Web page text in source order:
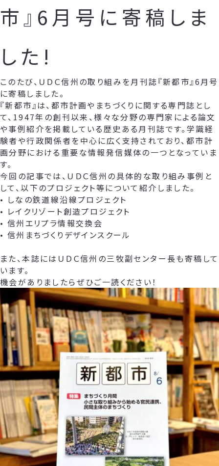
市』6月号に寄稿しま
した!
このたび、ＵＤＣ信州の取り組みを月刊誌『新都市』6月号
に寄稿しました。
『新都市』は、都市計画やまちづくりに関する専門誌とし
て、1947年の創刊以来、様々な分野の専門家による論文
や事例紹介を掲載している歴史ある月刊誌です。学識経
験者や行政関係者を中心に広く支持されており、都市計
画分野における重要な情報発信媒体の一つとなっていま
す。
今回の記事では、ＵＤＣ信州の具体的な取り組み事例と
して、以下のプロジェクト等について紹介しました。
• しなの鉄道線沿線プロジェクト
• レイクリゾート創造プロジェクト
• 信州エリプラ情報交換会
• 信州まちづくりデザインスクール
また、本誌にはＵＤＣ信州の三牧副センター長も寄稿して
います。
機会がありましたらぜひご一読ください！